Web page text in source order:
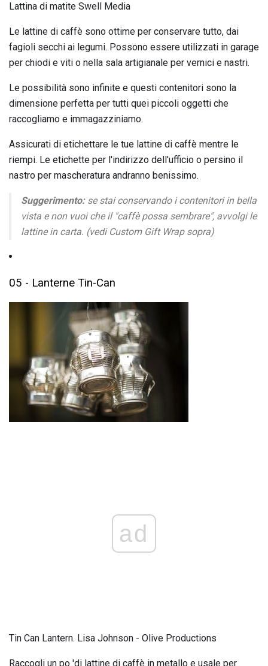
Lattina di matite Swell Media
Le lattine di caffè sono ottime per conservare tutto, dai
fagioli secchi ai legumi. Possono essere utilizzati in garage
per chiodi e viti o nella sala artigianale per vernici e nastri.
Le possibilità sono infinite e questi contenitori sono la
dimensione perfetta per tutti quei piccoli oggetti che
raccogliamo e immagazziniamo.
Assicurati di etichettare le tue lattine di caffè mentre le
riempi. Le etichette per l'indirizzo dell'ufficio o persino il
nastro per mascheratura andranno benissimo.
Suggerimento:se stai conservando i contenitori in bella
vista e non vuoi che il "caffè possa sembrare", avvolgi le
lattine in carta. (vedi Custom Gift Wrap sopra)
05 - Lanterne Tin-Can
ad
Tin Can Lantern. Lisa Johnson - Olive Productions
Raccogli un po 'di lattine di caffè in metallo e usale per